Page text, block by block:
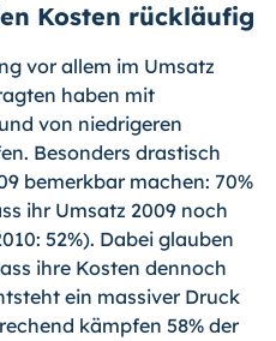
Kosten rückläufig
vor allem im Umsatz
haben mit
von niedrigeren
Besonders drastisch
bemerkbar machen: 70%
ihr Umsatz 2009 noch
52%). Dabei glauben
ihre Kosten dennoch
ein massiver Druck
kämpfen 58% der